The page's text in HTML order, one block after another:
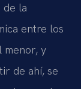
de la
entre los
menor, y
de ahí, se